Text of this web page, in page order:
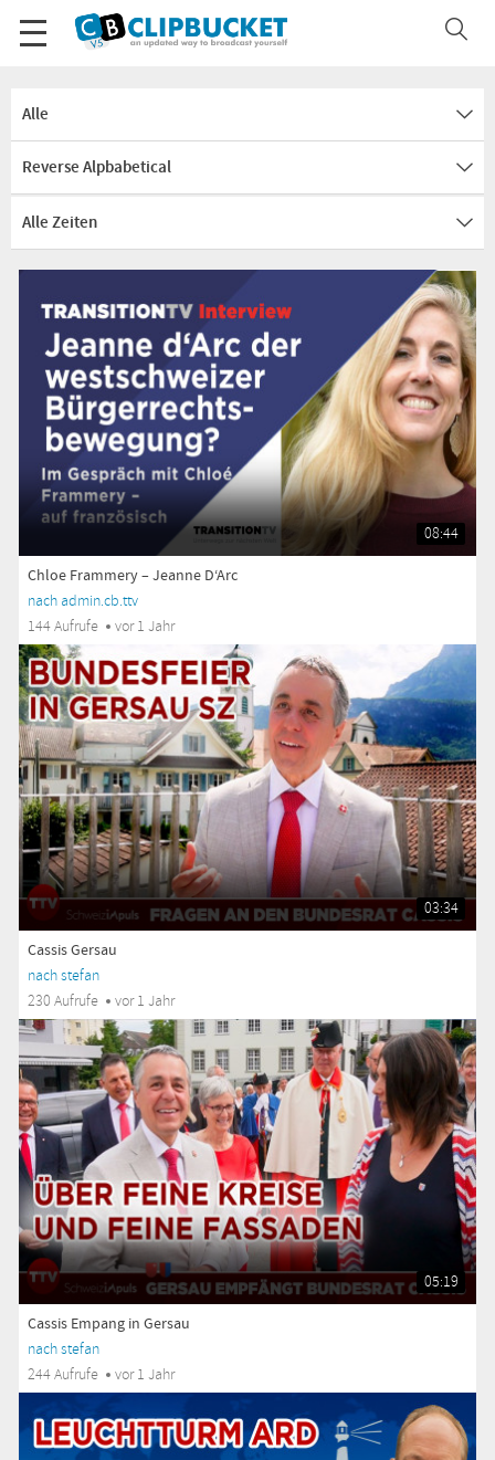
Alle
Reverse Alpbabetical
Alle Zeiten
08:44
Chloe Frammery – Jeanne D‘Arc
nach admin.cb.ttv
144 Aufrufe
vor 1 Jahr
03:34
Cassis Gersau
nach stefan
230 Aufrufe
vor 1 Jahr
05:19
Cassis Empang in Gersau
nach stefan
244 Aufrufe
vor 1 Jahr